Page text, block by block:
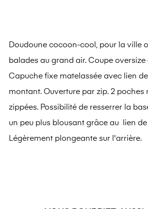
Doudoune cocoon-cool, pour la ville
balades au grand air. Coupe oversize
Capuche fixe matelassée avec lien
montant. Ouverture par zip. 2 poches
zippées. Possibilité de resserrer la
un peu plus blousant grâce au
lien
Légèrement plongeante sur l'arrière.